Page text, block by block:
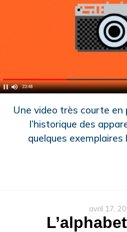
Une video très courte
l’historique des
quelques exemplaires
avril 17,